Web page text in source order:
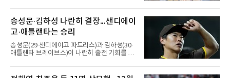
사평점에서 열린 'MLB 브렉퍼스트 클럽 시즌2'
미디어데이에서 김택연(두산 베어스)과 박영현
(kt wiz), 조병현(SSG 랜더스)을 지목했다. 그는
KBO리그에 구속과 신체 능력이 좋은 선수가 많
다며 세 이름을 꺼냈다.다만 조건을 달았다. 오승
환은 이들이 경기 운영 능력과 경험을 더 쌓으면
메이저리그 진출이 가능하다면서도, 지금보다
송성문·김하성 나란히 결장...샌디에이
고·애틀랜타는 승리
송성문(29·샌디에이고 파드리스)과 김하성(30·
애틀랜타 브레이브스)이 나란히 출전 기회를 잡
체이스필드에서 열린 애리조나 다이아몬드백스
와의 원정 경기에서 벤치를 지켰다. 전날 교체로